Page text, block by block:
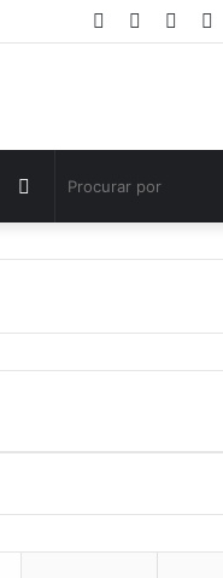
Twitter
Facebook
Switch
skin